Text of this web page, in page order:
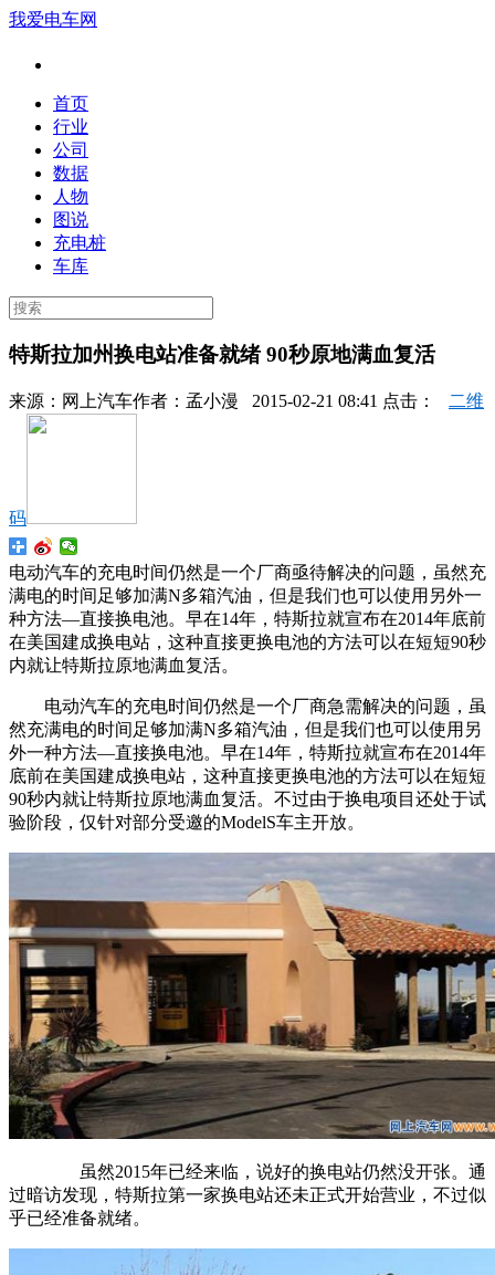
我爱电车网
首页
行业
公司
数据
人物
图说
充电桩
车库
特斯拉加州换电站准备就绪 90秒原地满血复活
来源： 网上汽车作者： 孟小漫 2015-02-21 08:41 点击： 二维
码
电动汽车的充电时间仍然是一个厂商亟待解决的问题，虽然充
满电的时间足够加满N多箱汽油，但是我们也可以使用另外一
种方法—直接换电池。早在14年，特斯拉就宣布在2014年底前
在美国建成换电站，这种直接更换电池的方法可以在短短90秒
内就让特斯拉原地满血复活。
电动汽车的充电时间仍然是一个厂商急需解决的问题，虽
然充满电的时间足够加满N多箱汽油，但是我们也可以使用另
外一种方法—直接换电池。早在14年，特斯拉就宣布在2014年
底前在美国建成换电站，这种直接更换电池的方法可以在短短
90秒内就让特斯拉原地满血复活。不过由于换电项目还处于试
验阶段，仅针对部分受邀的ModelS车主开放。
虽然2015年已经来临，说好的换电站仍然没开张。通
过暗访发现，特斯拉第一家换电站还未正式开始营业，不过似
乎已经准备就绪。